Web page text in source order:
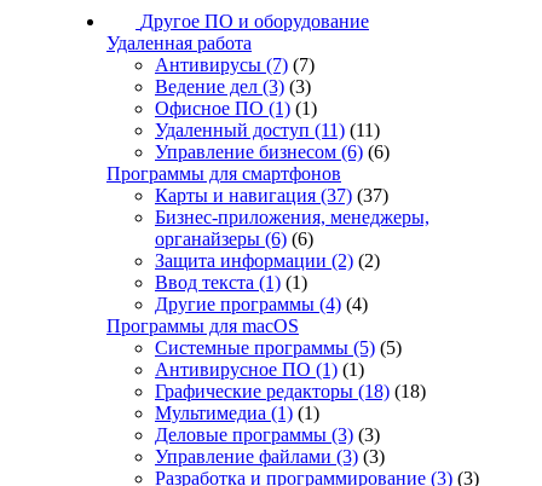
Другое ПО и оборудование
Удаленная работа
Антивирусы (7) (7)
Ведение дел (3) (3)
Офисное ПО (1) (1)
Удаленный доступ (11) (11)
Управление бизнесом (6) (6)
Программы для смартфонов
Карты и навигация (37) (37)
Бизнес-приложения, менеджеры,
органайзеры (6) (6)
Защита информации (2) (2)
Ввод текста (1) (1)
Другие программы (4) (4)
Программы для macOS
Системные программы (5) (5)
Антивирусное ПО (1) (1)
Графические редакторы (18) (18)
Мультимедиа (1) (1)
Деловые программы (3) (3)
Управление файлами (3) (3)
Разработка и программирование (3) (3)